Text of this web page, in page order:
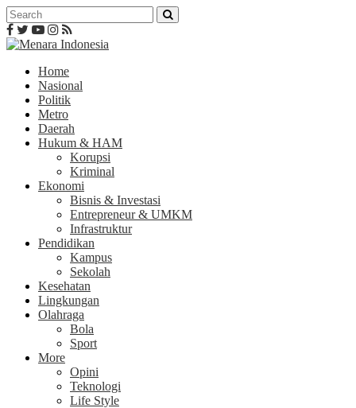
Home
Nasional
Politik
Metro
Daerah
Hukum & HAM
Korupsi
Kriminal
Ekonomi
Bisnis & Investasi
Entrepreneur & UMKM
Infrastruktur
Pendidikan
Kampus
Sekolah
Kesehatan
Lingkungan
Olahraga
Bola
Sport
More
Opini
Teknologi
Life Style